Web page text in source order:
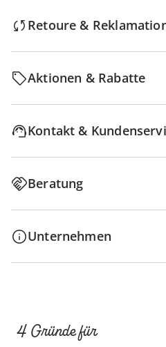
Retoure &
Aktionen & Rabatte
Kontakt &
Beratung
Unternehmen
4 Gründe für